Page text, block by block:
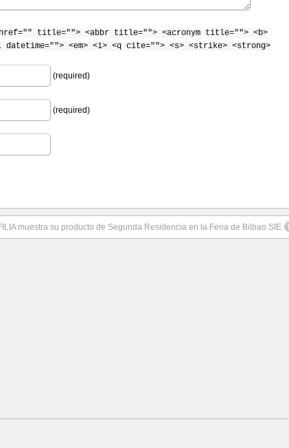
title=""> <abbr title=""> <acronym title=""> <b>
<em> <i> <q cite=""> <s> <strike> <strong>
(required)
(required)
muestra su producto de Segunda Residencia en la Feria de Bilbao SIE